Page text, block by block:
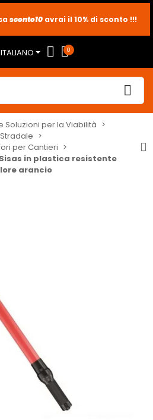
sconto2
sconto5
sconto10 avrai il 10% di sconto !!!
ITALIANO 0
Soluzioni per la Viabilità
per Cantieri
in plastica resistente
arancio